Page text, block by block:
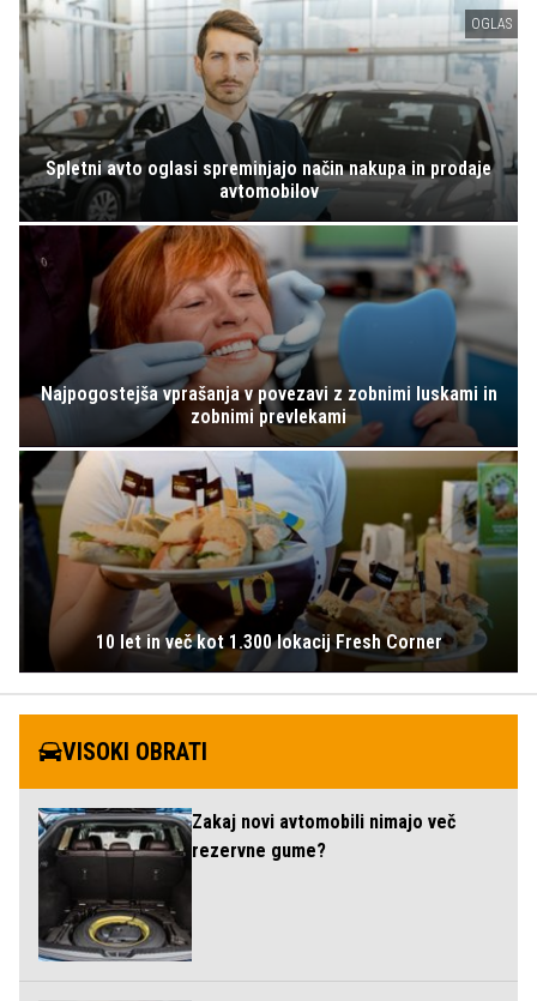
OGLAS
Spletni avto oglasi spreminjajo način nakupa in prodaje
avtomobilov
Najpogostejša vprašanja v povezavi z zobnimi luskami in
zobnimi prevlekami
10 let in več kot 1.300 lokacij Fresh Corner
VISOKI OBRATI
Zakaj novi avtomobili nimajo več
rezervne gume?